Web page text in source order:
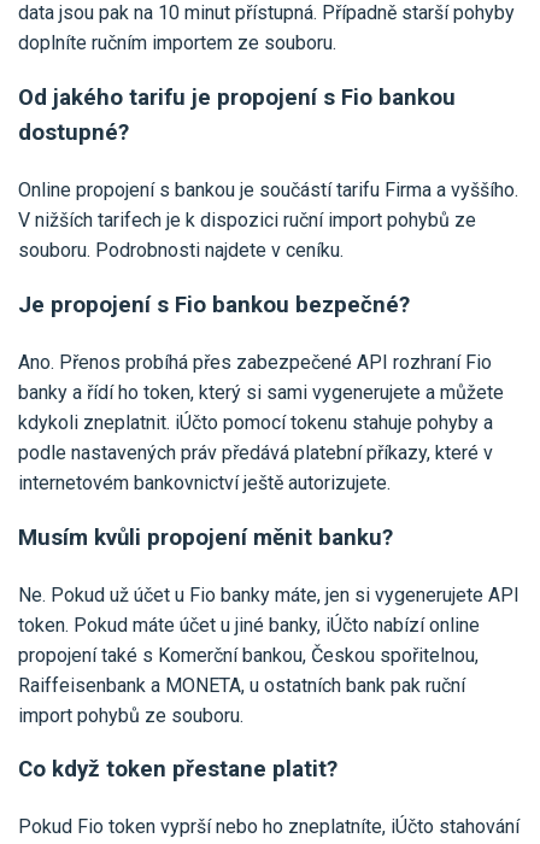
data jsou pak na 10 minut přístupná. Případně starší pohyby
doplníte ručním importem ze souboru.
Od jakého tarifu je propojení s Fio bankou
dostupné?
Online propojení s bankou je součástí tarifu Firma a vyššího.
V nižších tarifech je k dispozici ruční import pohybů ze
souboru. Podrobnosti najdete v ceníku.
Je propojení s Fio bankou bezpečné?
Ano. Přenos probíhá přes zabezpečené API rozhraní Fio
banky a řídí ho token, který si sami vygenerujete a můžete
kdykoli zneplatnit. iÚčto pomocí tokenu stahuje pohyby a
podle nastavených práv předává platební příkazy, které v
internetovém bankovnictví ještě autorizujete.
Musím kvůli propojení měnit banku?
Ne. Pokud už účet u Fio banky máte, jen si vygenerujete API
token. Pokud máte účet u jiné banky, iÚčto nabízí online
propojení také s Komerční bankou, Českou spořitelnou,
Raiffeisenbank a MONETA, u ostatních bank pak ruční
import pohybů ze souboru.
Co když token přestane platit?
Pokud Fio token vyprší nebo ho zneplatníte, iÚčto stahování